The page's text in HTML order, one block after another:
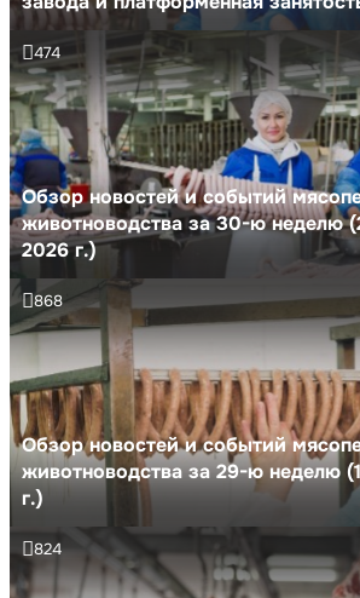
Обзор новостей и событий
животноводства за 30-ю неделю
2026 г.)
474
Обзор новостей и событий
животноводства за 29-ю неделю
г.)
868
824